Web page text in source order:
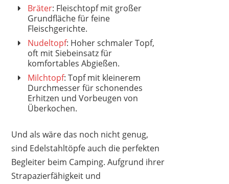
Bräter: Fleischtopf mit großer
Grundfläche für feine
Fleischgerichte.
Nudeltopf: Hoher schmaler Topf,
oft mit Siebeinsatz für
komfortables Abgießen.
Milchtopf: Topf mit kleinerem
Durchmesser für schonendes
Erhitzen und Vorbeugen von
Überkochen.
Und als wäre das noch nicht genug,
sind Edelstahltöpfe auch die perfekten
Begleiter beim Camping. Aufgrund ihrer
Strapazierfähigkeit und